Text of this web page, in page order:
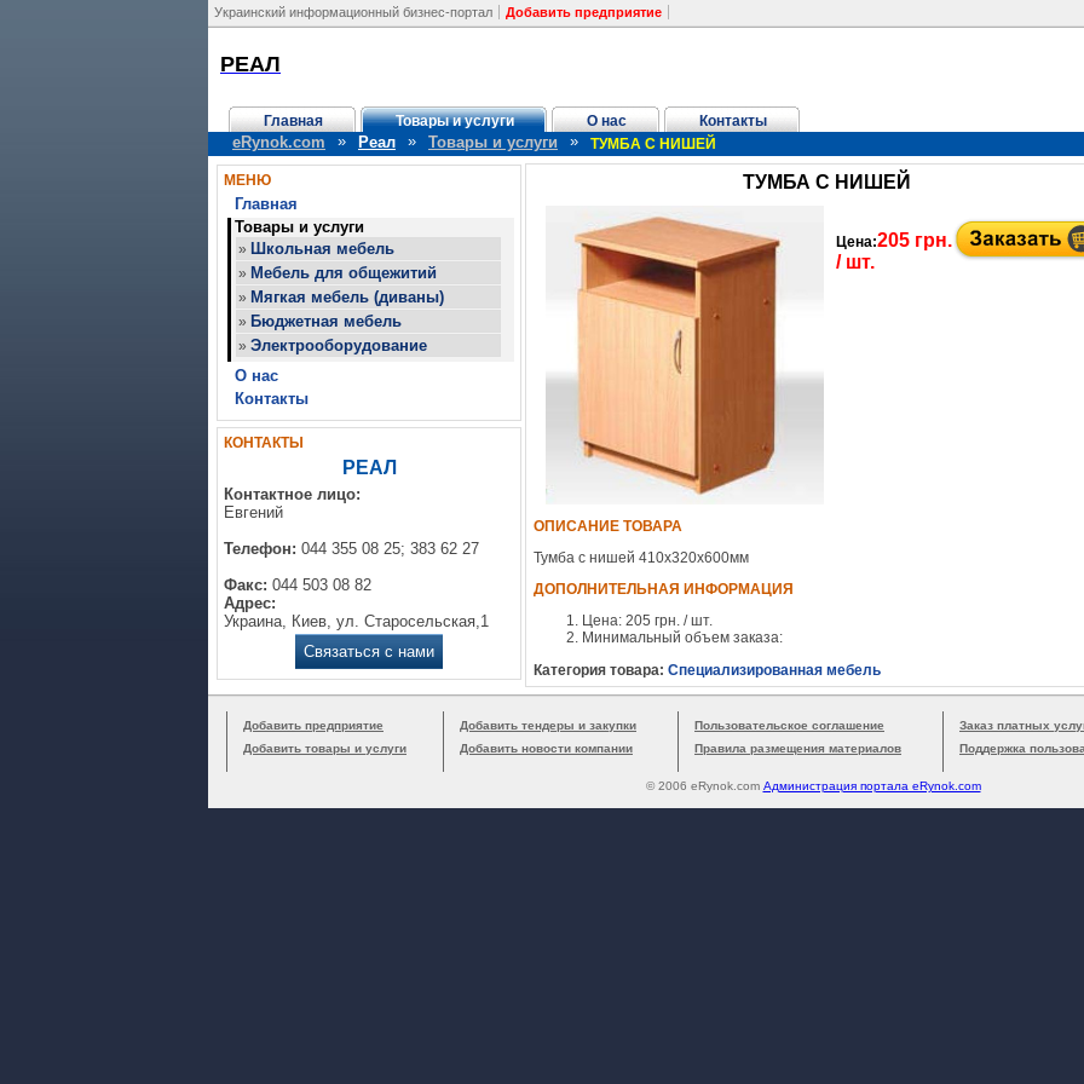
Украинский информационный бизнес-портал Добавить предприятие
РЕАЛ
Главная Товары и услуги О нас Контакты
eRynok.com » Реал » Товары и услуги » ТУМБА С НИШЕЙ
МЕНЮ
Главная
Товары и услуги
» Школьная мебель
» Мебель для общежитий
» Мягкая мебель (диваны)
» Бюджетная мебель
» Электрооборудование
О нас
Контакты
КОНТАКТЫ
РЕАЛ
Контактное лицо:
Евгений
Телефон: 044 355 08 25; 383 62 27
Факс: 044 503 08 82
Адрес:
Украина, Киев, ул. Старосельская,1
Связаться с нами
ТУМБА С НИШЕЙ
Цена:205 грн.
/ шт.
ОПИСАНИЕ ТОВАРА
Тумба с нишей 410х320х600мм
ДОПОЛНИТЕЛЬНАЯ ИНФОРМАЦИЯ
Цена: 205 грн. / шт.
Минимальный объем заказа:
Категория товара: Специализированная мебель
Добавить предприятие
Добавить товары и услуги
Добавить тендеры и закупки
Добавить новости компании
Пользовательское соглашение
Правила размещения материалов
Заказ платных
Поддержка
© 2006 eRynok.com Администрация портала eRynok.com